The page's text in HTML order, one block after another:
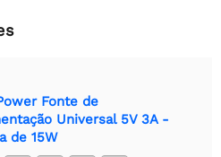
Fonte de
Universal 5V 3A -
de 15W